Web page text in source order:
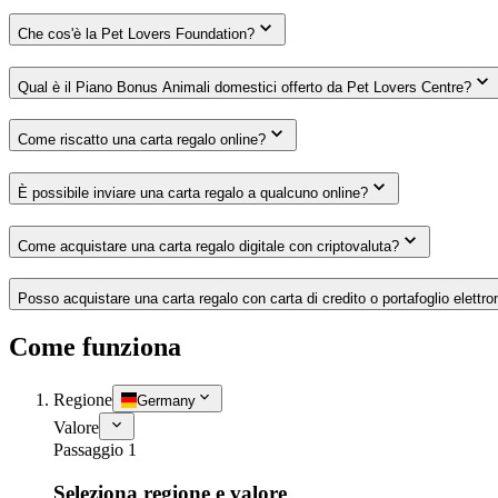
Che cos'è la Pet Lovers Foundation?
Qual è il Piano Bonus Animali domestici offerto da Pet Lovers Centre?
Come riscatto una carta regalo online?
È possibile inviare una carta regalo a qualcuno online?
Come acquistare una carta regalo digitale con criptovaluta?
Posso acquistare una carta regalo con carta di credito o portafoglio
Come funziona
Regione Germany
Valore
Passaggio 1
Seleziona regione e valore